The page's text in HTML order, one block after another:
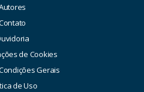
de Cookies
Gerais
de Uso